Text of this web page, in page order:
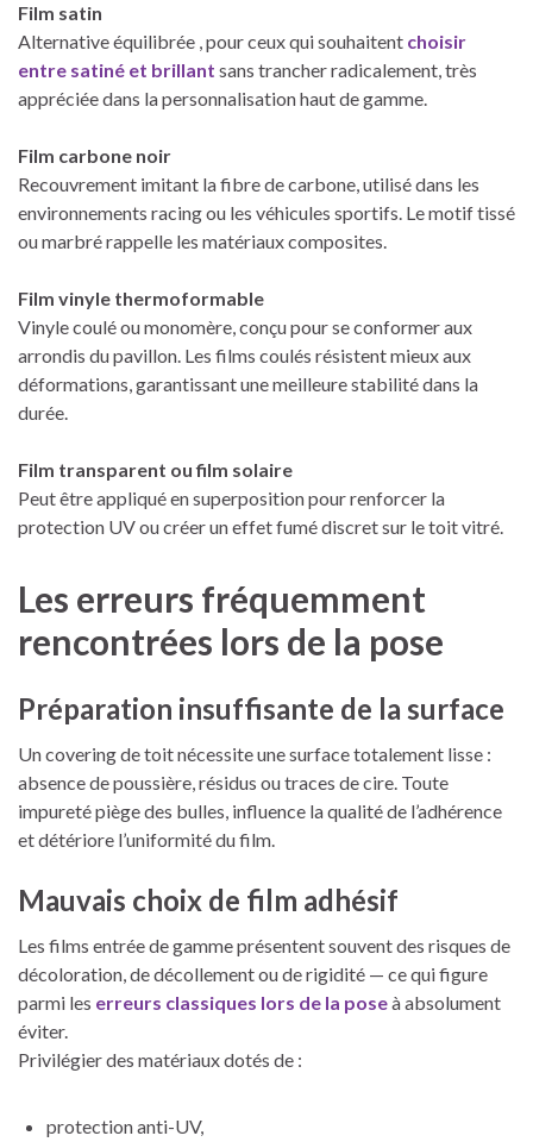
Film satin
Alternative équilibrée , pour ceux qui souhaitent choisir
entre satiné et brillant sans trancher radicalement, très
appréciée dans la personnalisation haut de gamme.
Film carbone noir
Recouvrement imitant la fibre de carbone, utilisé dans les
environnements racing ou les véhicules sportifs. Le motif tissé
ou marbré rappelle les matériaux composites.
Film vinyle thermoformable
Vinyle coulé ou monomère, conçu pour se conformer aux
arrondis du pavillon. Les films coulés résistent mieux aux
déformations, garantissant une meilleure stabilité dans la
durée.
Film transparent ou film solaire
Peut être appliqué en superposition pour renforcer la
protection UV ou créer un effet fumé discret sur le toit vitré.
Les erreurs fréquemment
rencontrées lors de la pose
Préparation insuffisante de la surface
Un covering de toit nécessite une surface totalement lisse :
absence de poussière, résidus ou traces de cire. Toute
impureté piège des bulles, influence la qualité de l’adhérence
et détériore l’uniformité du film.
Mauvais choix de film adhésif
Les films entrée de gamme présentent souvent des risques de
décoloration, de décollement ou de rigidité — ce qui figure
parmi les erreurs classiques lors de la poseà absolument
éviter.
Privilégier des matériaux dotés de :
protection anti-UV,